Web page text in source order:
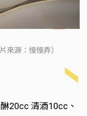
來源：慢慢弄）
20cc 清酒10cc、